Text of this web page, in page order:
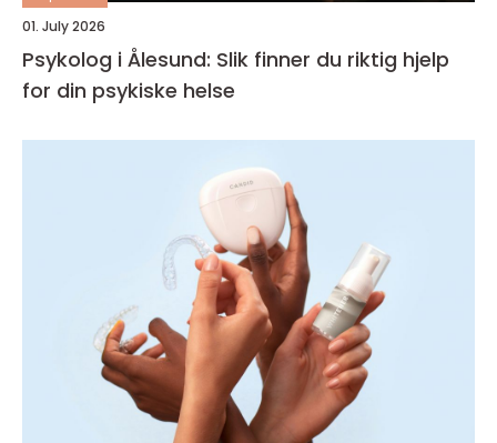
01. July 2026
Psykolog i Ålesund: Slik finner du riktig hjelp
for din psykiske helse